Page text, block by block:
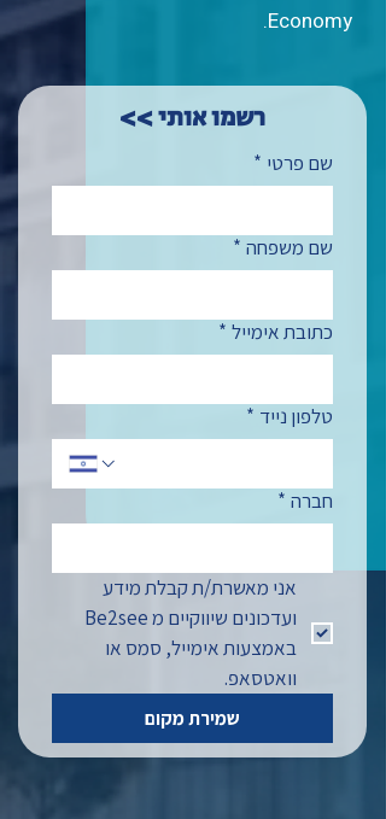
Economy.
רשמו אותי >>
שם פרטי *
שם משפחה *
כתובת אימייל *
טלפון נייד *
חברה *
וואטסאפ.
שמירת מקום